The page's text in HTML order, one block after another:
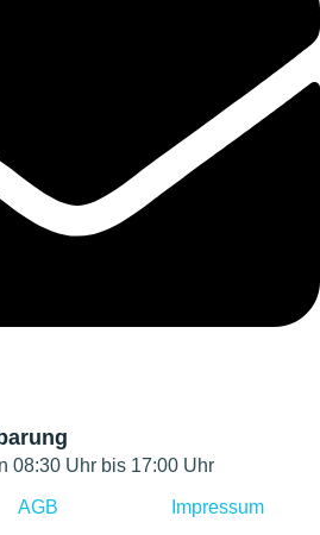
08:30 Uhr bis 17:00 Uhr
AGB Impressum